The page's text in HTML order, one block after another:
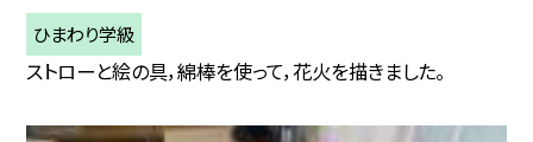
ひまわり学級
ストローと絵の具，綿棒を使って，花火を描きました。